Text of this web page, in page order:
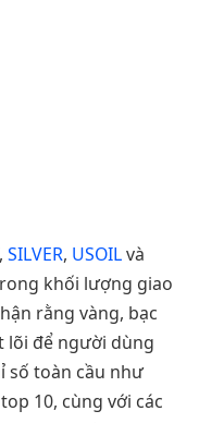
, SILVER, USOILvà
khối lượng giao
rằng vàng, bạc
lõi để người dùng
số toàn cầu như
10, cùng với các